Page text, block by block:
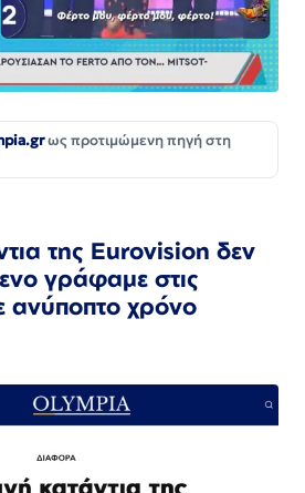
ως προτιμώμενη πηγή στη
της Eurovision δεν
γράφαμε στις
ανύποπτο χρόνο